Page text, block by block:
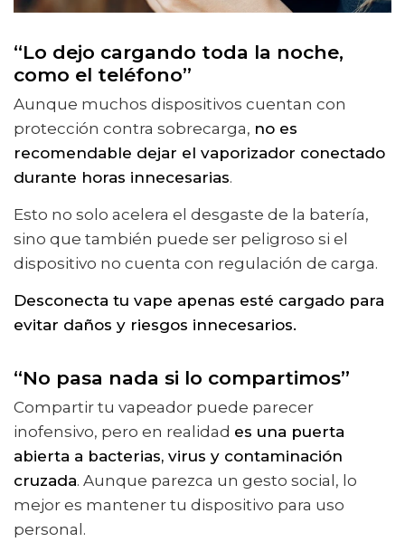
“Lo dejo cargando toda la noche,
como el teléfono”
Aunque muchos dispositivos cuentan con
protección contra sobrecarga, no es
recomendable dejar el vaporizador conectado
durante horas innecesarias.
Esto no solo acelera el desgaste de la batería,
sino que también puede ser peligroso si el
dispositivo no cuenta con regulación de carga.
Desconecta tu vape apenas esté cargado para
evitar daños y riesgos innecesarios.
“No pasa nada si lo compartimos”
Compartir tu vapeador puede parecer
inofensivo, pero en realidad es una puerta
abierta a bacterias, virus y contaminación
cruzada. Aunque parezca un gesto social, lo
mejor es mantener tu dispositivo para uso
personal.